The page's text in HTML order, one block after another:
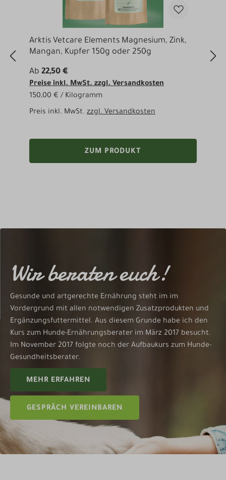
Arktis Vetcare Elements Magnesium, Zink,
Mangan, Kupfer 150g oder 250g
Ab 22,50 €
Preise inkl. MwSt. zzgl. Versandkosten
150,00 € / Kilogramm
Preis inkl. MwSt. zzgl. Versandkosten
ZUM PRODUKT
Wir beraten euch!
Gesunde und artgerechte Ernährung steht im im
Vordergrund mit allen notwendigen Zusatzprodukten und
Ergänzungsfuttermittel. Aus diesem Grunde habe ich den
Kurs zum Hunde-Ernährungsberater im März 2017 besucht.
Im November 2017 folgte noch der Aufbaukurs zum Hunde-
Gesundheitsberater.
MEHR ERFAHREN
GESPRÄCH VEREINBAREN